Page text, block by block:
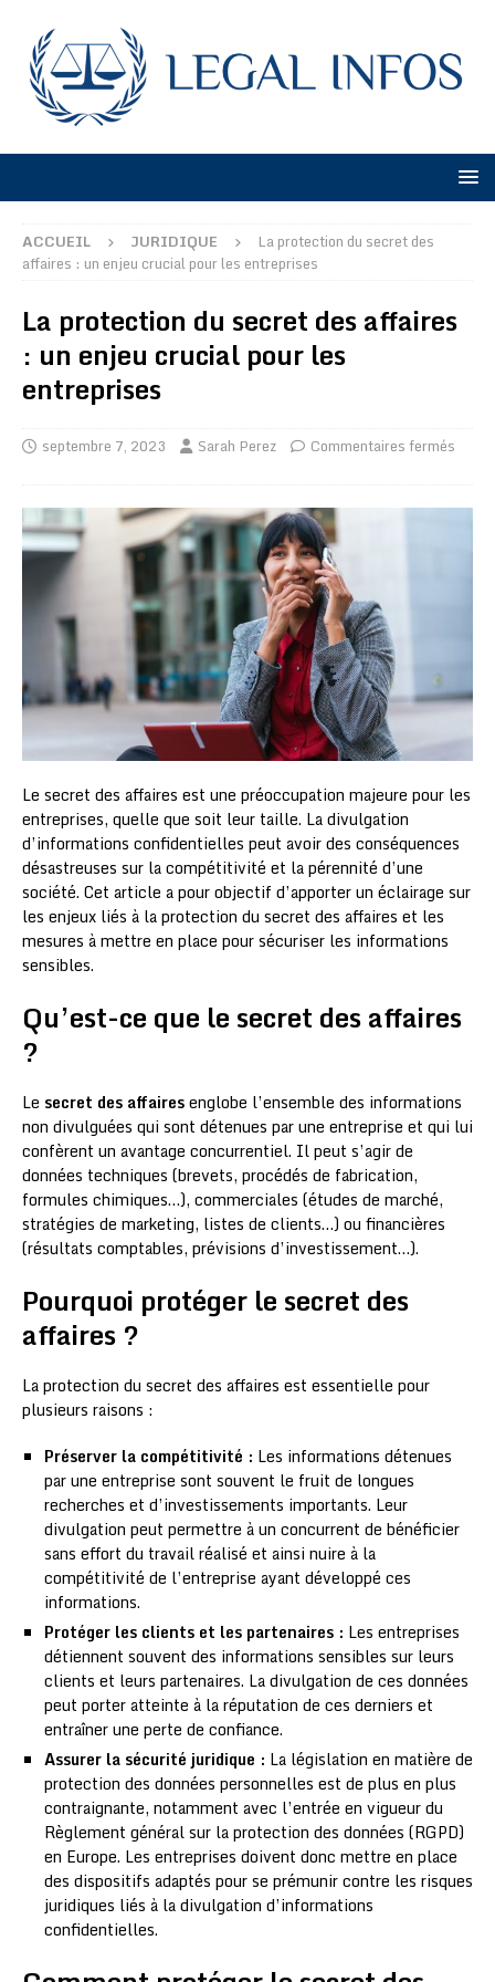
ACCUEIL JURIDIQUE
La protection du secret des
affaires : un enjeu crucial pour les entreprises
La protection du secret des affaires
: un enjeu crucial pour les
entreprises
septembre 7, 2023 Sarah Perez Commentaires fermés
Le secret des affaires est une préoccupation majeure pour les
entreprises, quelle que soit leur taille. La divulgation
d’informations confidentielles peut avoir des conséquences
désastreuses sur la compétitivité et la pérennité d’une
société. Cet article a pour objectif d’apporter un éclairage sur
les enjeux liés à la protection du secret des affaires et les
mesures à mettre en place pour sécuriser les informations
sensibles.
Qu’est-ce que le secret des affaires
?
Le secret des affairesenglobe l’ensemble des informations
non divulguées qui sont détenues par une entreprise et qui lui
confèrent un avantage concurrentiel. Il peut s’agir de
données techniques (brevets, procédés de fabrication,
formules chimiques…), commerciales (études de marché,
stratégies de marketing, listes de clients…) ou financières
(résultats comptables, prévisions d’investissement…).
Pourquoi protéger le secret des
affaires ?
La protection du secret des affaires est essentielle pour
plusieurs raisons :
Préserver la compétitivité : Les informations détenues
par une entreprise sont souvent le fruit de longues
recherches et d’investissements importants. Leur
divulgation peut permettre à un concurrent de bénéficier
sans effort du travail réalisé et ainsi nuire à la
compétitivité de l’entreprise ayant développé ces
informations.
Protéger les clients et les partenaires : Les entreprises
détiennent souvent des informations sensibles sur leurs
clients et leurs partenaires. La divulgation de ces données
peut porter atteinte à la réputation de ces derniers et
entraîner une perte de confiance.
Assurer la sécurité juridique : La législation en matière de
protection des données personnelles est de plus en plus
contraignante, notamment avec l’entrée en vigueur du
Règlement général sur la protection des données (RGPD)
en Europe. Les entreprises doivent donc mettre en place
des dispositifs adaptés pour se prémunir contre les risques
juridiques liés à la divulgation d’informations
confidentielles.